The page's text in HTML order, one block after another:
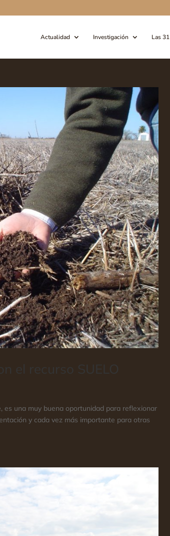
Actualidad Investigación Las 31
es una muy buena oportunidad para reflexionar
y cada vez más importante para otras